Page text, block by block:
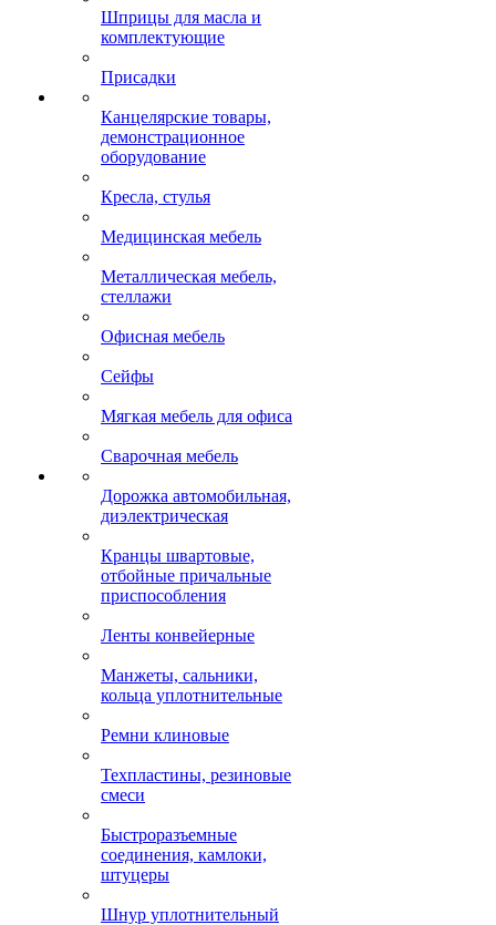
Шприцы для масла и
комплектующие
Присадки
Канцелярские товары,
демонстрационное
оборудование
Кресла, стулья
Медицинская мебель
Металлическая мебель,
стеллажи
Офисная мебель
Сейфы
Мягкая мебель для офиса
Сварочная мебель
Дорожка автомобильная,
диэлектрическая
Кранцы швартовые,
отбойные причальные
приспособления
Ленты конвейерные
Манжеты, сальники,
кольца уплотнительные
Ремни клиновые
Техпластины, резиновые
смеси
Быстроразъемные
соединения, камлоки,
штуцеры
Шнур уплотнительный